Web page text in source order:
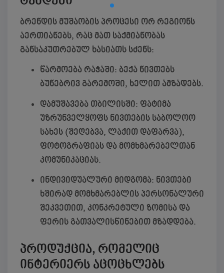
ბრენდის მუშაობის პროცესი ორ რეგიონს
აერთიანებს, რაც მათ საქმიანობას
განსაკუთრებულ ხასიათს სძენს:
წარმოება რაჭაში: ბექა ნივთებს
ბუნებრივ გარემოში, ხელით ამზადებს.
დამუშავება თბილისში: ფატიმა
უზრუნველყოფს ნივთების საბოლოო
სახეს (შეღებვა, ლაქით დაფარვა),
ფოტოგრაფიას და მომხმარებელთან
კომუნიკაციას.
ინდივიდუალური მიდგომა: ნივთები
ხშირად მომხმარებლის პერსონალური
შეკვეთით, კონკრეტული ზომისა და
ფერის გათვალისწინებით მზადდება.
პროდუქცია, რომელიც
ინტერიერს აცოცხლებს